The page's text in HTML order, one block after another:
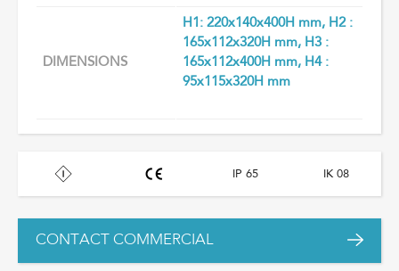
DIMENSIONS
H1: 220x140x400H mm, H2 :
165x112x320H mm, H3 :
165x112x400H mm, H4 :
95x115x320H mm
IP 65 IK 08
CONTACT COMMERCIAL